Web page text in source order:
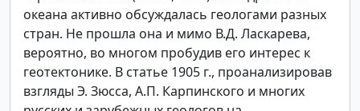
океана активно обсуждалась геологами разных
стран. Не прошла она и мимо В.Д. Ласкарева,
вероятно, во многом пробудив его интерес к
геотектонике. В статье 1905 г., проанализировав
взгляды Э. Зюсса, А.П. Карпинского и многих